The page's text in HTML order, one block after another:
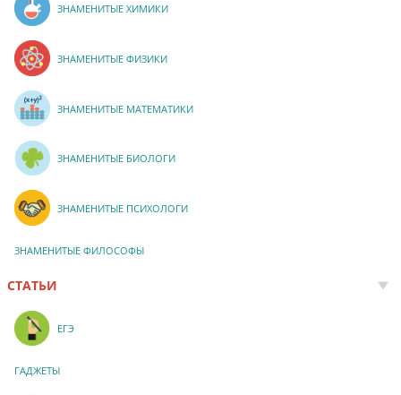
ЗНАМЕНИТЫЕ ХИМИКИ
ЗНАМЕНИТЫЕ ФИЗИКИ
ЗНАМЕНИТЫЕ МАТЕМАТИКИ
ЗНАМЕНИТЫЕ БИОЛОГИ
ЗНАМЕНИТЫЕ ПСИХОЛОГИ
ЗНАМЕНИТЫЕ ФИЛОСОФЫ
СТАТЬИ
ЕГЭ
ГАДЖЕТЫ